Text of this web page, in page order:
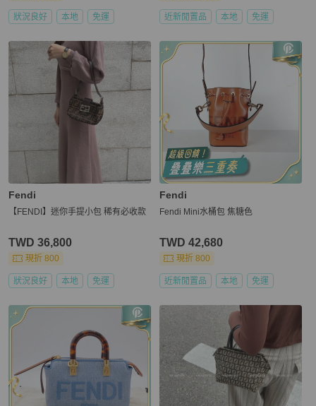
狀況良好 本地 免運 近新閒置品 本地 免運
Fendi
【FENDI】迷你手提小包 稀有必收款
TWD 36,800
現折 800
狀況良好 本地 免運
Fendi
Fendi Mini水桶包 焦糖色
TWD 42,680
現折 800
近新閒置品 本地 免運